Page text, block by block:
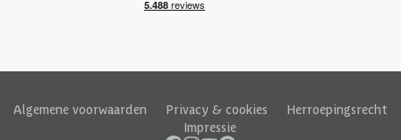
Algemene voorwaarden Privacy & cookies
Herroepingsrecht
Impressie